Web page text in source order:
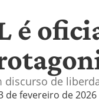
é
discurso de
de fevereiro de 2026